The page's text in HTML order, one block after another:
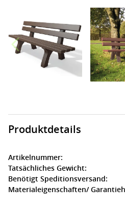
Produktdetails
Artikelnummer:
Tatsächliches Gewicht:
Benötigt Speditionsversand:
Materialeigenschaften/